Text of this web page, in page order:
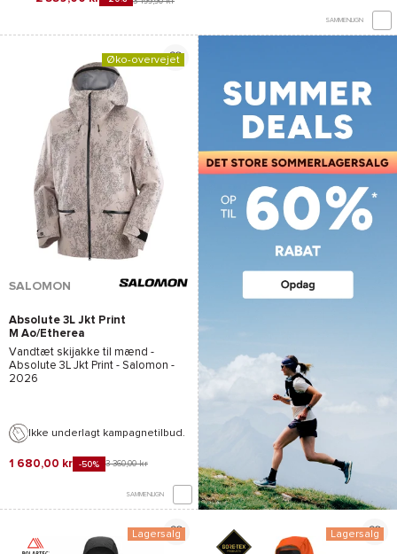
SAMMENLIGN
Øko-overvejet
SALOMON
Absolute 3L Jkt Print
M Ao/Etherea
Vandtæt skijakke til mænd -
Absolute 3L Jkt Print - Salomon -
2026
Ikke underlagt kampagnetilbud.
1 680,00 kr -50% 3 360,00 kr
SAMMENLIGN
Lagersalg Lagersalg